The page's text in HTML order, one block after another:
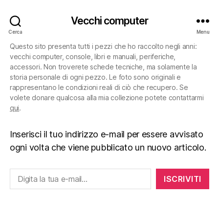
Cerca
Vecchi computer
Menu
Questo sito presenta tutti i pezzi che ho raccolto negli anni:
vecchi computer, console, libri e manuali, periferiche,
accessori. Non troverete schede tecniche, ma solamente la
storia personale di ogni pezzo. Le foto sono originali e
rappresentano le condizioni reali di ciò che recupero. Se
volete donare qualcosa alla mia collezione potete contattarmi
qui.
Inserisci il tuo indirizzo e-mail per essere avvisato
ogni volta che viene pubblicato un nuovo articolo.
Digita la tua e-mail...
ISCRIVITI